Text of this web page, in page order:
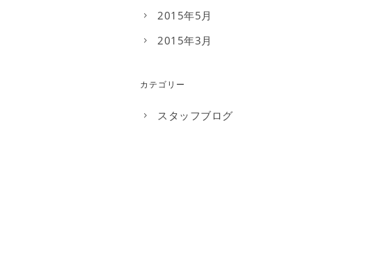
2015年5月
2015年3月
カテゴリー
スタッフブログ